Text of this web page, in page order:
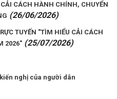
CÁCH HÀNH CHÍNH, CHUYỂN
(26/06/2026)
TUYẾN "TÌM HIỂU CẢI CÁCH
2026" (25/07/2026)
nghị của người dân